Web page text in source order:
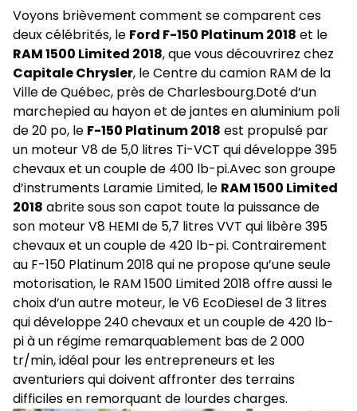
Voyons brièvement comment se comparent ces
deux célébrités, le Ford F-150 Platinum 2018 et le
RAM 1500 Limited 2018, que vous découvrirez chez
Capitale Chrysler, leCentre du camion RAMde la
Ville de Québec, près de Charlesbourg.Doté d’un
marchepied au hayon et de jantes en aluminium poli
de 20 po, le F-150 Platinum 2018 est propulsé par
un moteur V8 de 5,0 litres Ti-VCT qui développe 395
chevaux et un couple de 400 lb-pi.Avec son groupe
d’instruments Laramie Limited, le RAM 1500 Limited
2018 abrite sous son capot toute la puissance de
son moteur V8 HEMI de 5,7 litres VVT qui libère 395
chevaux et un couple de 420 lb-pi. Contrairement
au F-150 Platinum 2018 qui ne propose qu’une seule
motorisation, le RAM 1500 Limited 2018 offre aussi le
choix d’un autre moteur, le V6 EcoDiesel de 3 litres
qui développe 240 chevaux et un couple de 420 lb-
pi à un régime remarquablement bas de 2 000
tr/min, idéal pour les entrepreneurs et les
aventuriers qui doivent affronter des terrains
difficiles en remorquant de lourdes charges.